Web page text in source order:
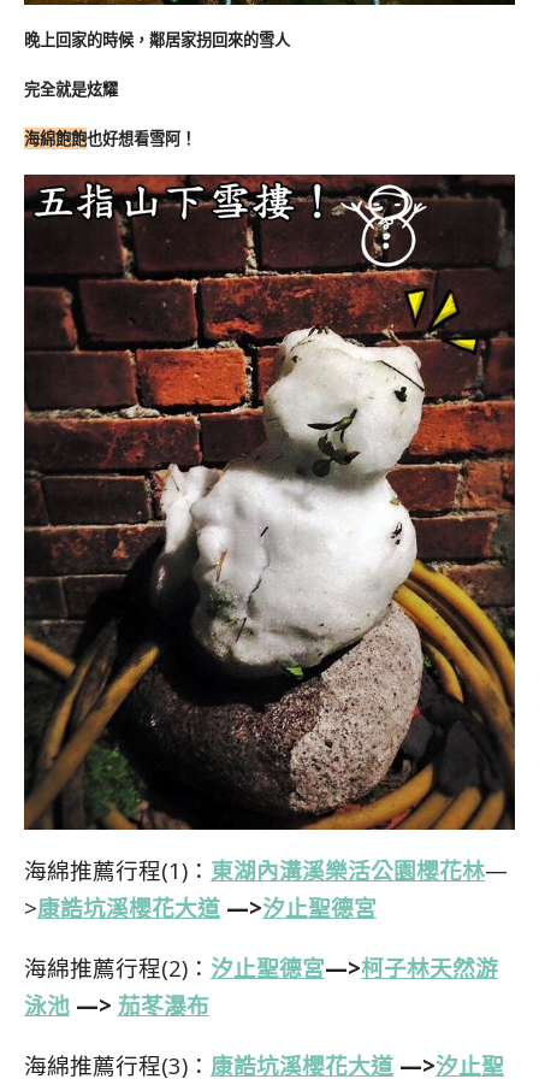
晚上回家的時候，鄰居家拐回來的雪人
完全就是炫耀
海綿飽飽也好想看雪阿！
海綿推薦行程(1)： 東湖內溝溪樂活公園櫻花林—
>康誥坑溪櫻花大道 —>汐止聖德宮
海綿推薦行程(2)： 汐止聖德宮—>柯子林天然游
泳池 —> 茄苳瀑布
海綿推薦行程(3)： 康誥坑溪櫻花大道 —>汐止聖